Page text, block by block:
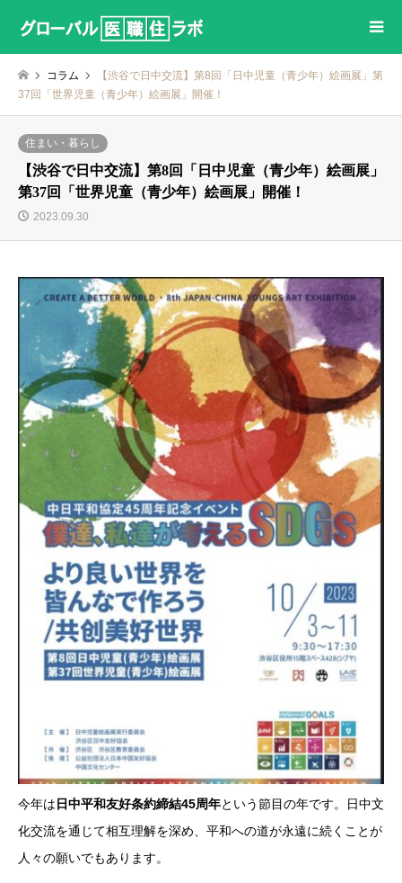
コラム
【渋谷で日中交流】第8回「日中児童（青少年）絵画展」第
37回「世界児童（青少年）絵画展」開催！
住まい・暮らし
【渋谷で日中交流】第8回「日中児童（青少年）絵画展」
第37回「世界児童（青少年）絵画展」開催！
2023.09.30
今年は 日中平和友好条約締結45周年という節目の年です。日中文
化交流を通じて相互理解を深め、平和への道が永遠に続くことが
人々の願いでもあります。